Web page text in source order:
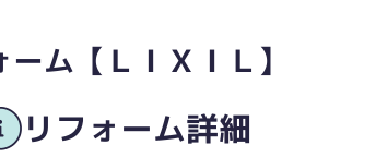
ム【ＬＩＸＩＬ】
リフォーム詳細